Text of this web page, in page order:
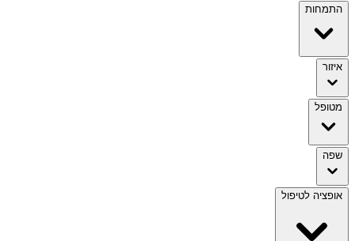
התמחות
איזור
מטופל
שפה
אופציה לטיפול